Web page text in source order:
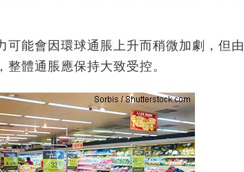
可能會因環球通脹上升而稍微加劇，但由
體通脹應保持大致受控。